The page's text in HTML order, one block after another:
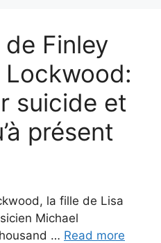
Finley
Lockwood:
suicide et
présent
la fille de Lisa
Michael
… Read more